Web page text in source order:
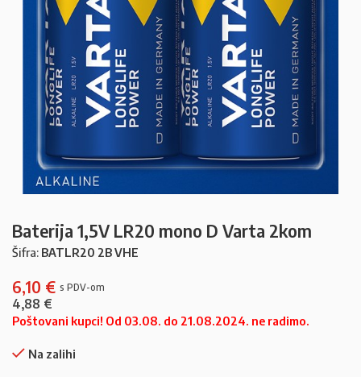
Baterija 1,5V LR20 mono D Varta 2kom
Šifra: BATLR20 2B VHE
6,10 €
4,88 €
Poštovani kupci! Od 03.08. do 21.08.2024. ne radimo.
Na zalihi